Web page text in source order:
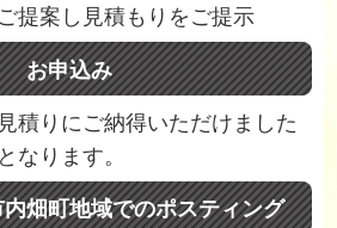
提案し見積もりをご提示
お申込み
積りにご納得いただけました
なります。
畑町地域でのポスティング